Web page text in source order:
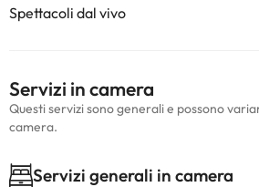
Spettacoli dal vivo
Servizi in camera
Questi servizi sono generali e possono
camera.
Servizi generali in camera